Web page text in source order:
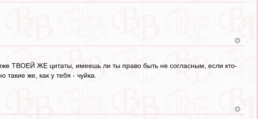
ТВОЕЙ ЖЕ цитаты, имеешь ли ты право быть не согласным, если кто-
же, как у тебя - чуйка.